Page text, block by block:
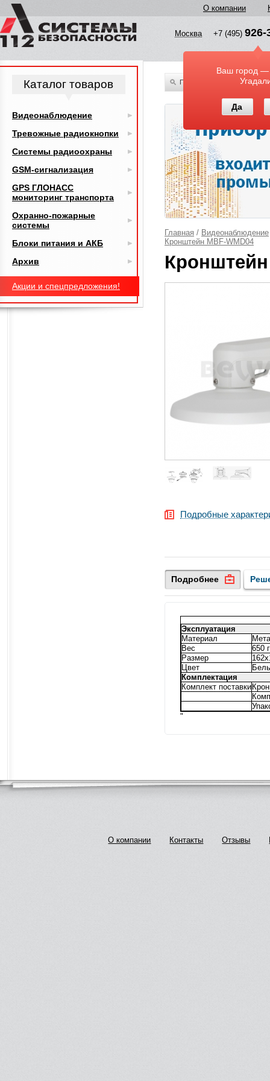
О компании
Москва +7 (495) 926-
Ваш город —
Да
По всему каталогу
Главная / Видеонаблюдение
Кронштейн MBF-WMD04
Кронштейн
Подробные
Подробнее
Эксплуатация
Материал
Вес
650 г
Размер
Цвет
Комплектация
Комплект поставки
"
Каталог товаров
Видеонаблюдение
Тревожные радиокнопки
Системы радиоохраны
GSM-сигнализация
GPS ГЛОНАСС
мониторинг транспорта
Охранно-пожарные
системы
Блоки питания и АКБ
Архив
Акции и спецпредложения!
О компании Контакты Отзывы